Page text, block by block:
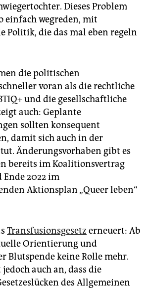
Dieses Problem
einfach wegreden, mit
Politik, die das mal eben regeln
die politischen
voran als die rechtliche
und die gesellschaftliche
auch: Geplante
sollten konsequent
damit sich auch in der
Änderungsvorhaben gibt es
bereits im Koalitionsvertrag
2022 im
Aktionsplan „Queer leben“
Transfusionsgesetz erneuert: Ab
Orientierung und
Blutspende keine Rolle mehr.
auch an, dass die
des ­Allgemeinen